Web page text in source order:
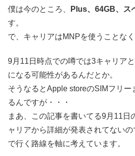
僕は今のところ、
Plus、64GB、ス
す。
で、キャリアはMNPを使うことなく
9月11日時点での噂では3キャリア
になる可能性があるんだとか。
そうなるとApple storeのSIMフリー
るんですが・・・
まあ、この記事を書いてる9月11日
ャリアから詳細が発表されてない
で行く路線を軸に考えています。